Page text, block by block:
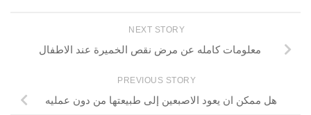
NEXT STORY
معلومات كامله عن مرض نقص الخميرة عند الاطفال
PREVIOUS STORY
هل ممكن ان يعود الاصبعين إلى طبيعتها من دون عمليه